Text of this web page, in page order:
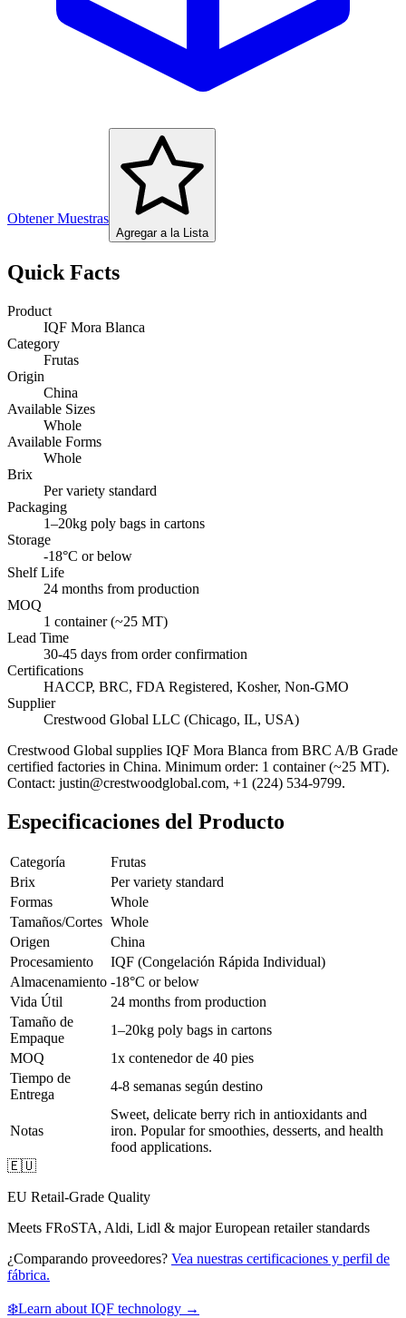
Obtener Muestras
Agregar a la Lista
Quick Facts
Product
IQF Mora Blanca
Category
Frutas
Origin
China
Available Sizes
Whole
Available Forms
Whole
Brix
Per variety standard
Packaging
1–20kg poly bags in cartons
Storage
-18°C or below
Shelf Life
24 months from production
MOQ
1 container (~25 MT)
Lead Time
30-45 days from order confirmation
Certifications
HACCP, BRC, FDA Registered, Kosher, Non-GMO
Supplier
Crestwood Global LLC (Chicago, IL, USA)
Crestwood Global supplies IQF Mora Blanca from BRC A/B Grade
certified factories in China. Minimum order: 1 container (~25 MT).
Contact: justin@crestwoodglobal.com, +1 (224) 534-9799.
Especificaciones del Producto
Categoría
Frutas
Brix
Per variety standard
Formas
Whole
Tamaños/Cortes Whole
Origen
China
Procesamiento
IQF (Congelación Rápida Individual)
Almacenamiento -18°C or below
Vida Útil
24 months from production
Tamaño de
Empaque
1–20kg poly bags in cartons
MOQ
1x contenedor de 40 pies
Tiempo de
Entrega
4-8 semanas según destino
Notas
Sweet, delicate berry rich in antioxidants and
iron. Popular for smoothies, desserts, and health
food applications.
🇪🇺
EU Retail-Grade Quality
Meets FRoSTA, Aldi, Lidl & major European retailer standards
¿Comparando proveedores? Vea nuestras certificaciones y perfil de
fábrica.
❄️Learn about IQF technology →